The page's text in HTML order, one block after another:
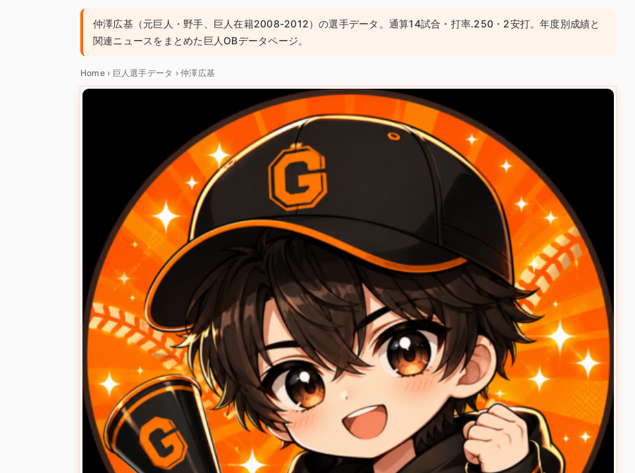
仲澤広基（元巨人・野手、巨人在籍2008-2012）の選手データ。通算14試合・打率.250・2安打。年度別成績と
関連ニュースをまとめた巨人OBデータページ。
Home› 巨人選手データ ›仲澤広基